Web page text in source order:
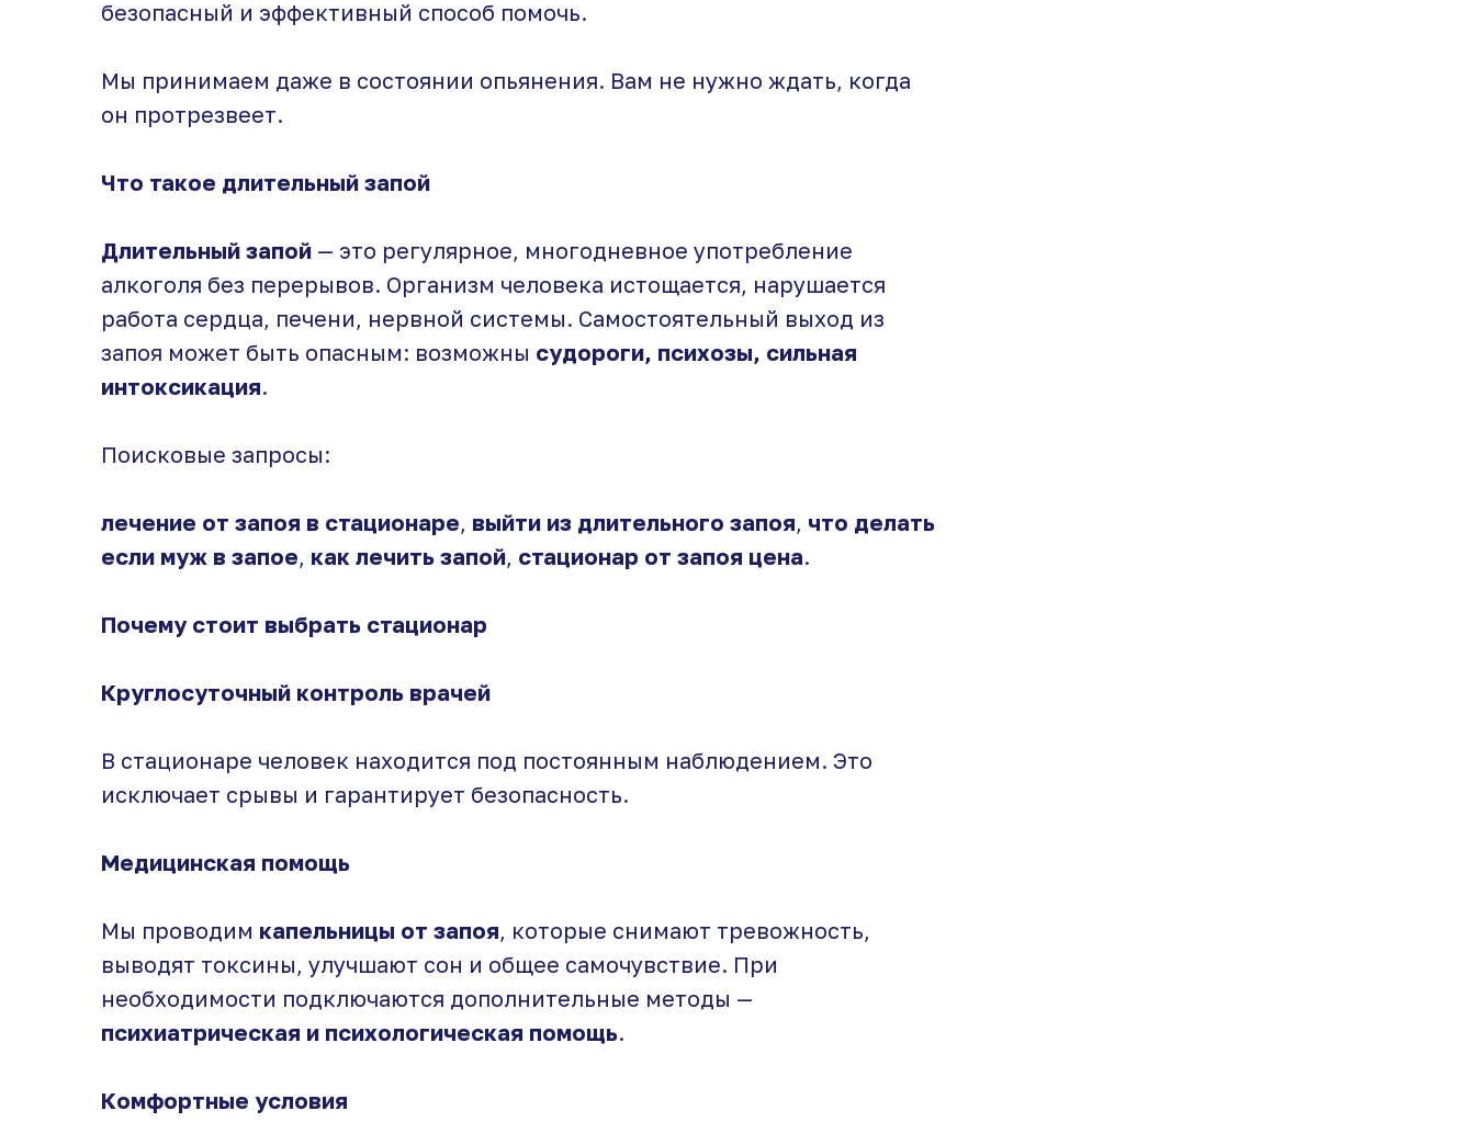
безопасный и эффективный способ помочь.
Мы принимаем даже в состоянии опьянения. Вам не нужно ждать, когда
он протрезвеет.
Что такое длительный запой
Длительный запой — это регулярное, многодневное употребление
алкоголя без перерывов. Организм человека истощается, нарушается
работа сердца, печени, нервной системы. Самостоятельный выход из
запоя может быть опасным: возможны судороги, психозы, сильная
интоксикация.
Поисковые запросы:
лечение от запоя в стационаре, выйти из длительного запоя, что делать
если муж в запое, как лечить запой, стационар от запоя цена.
Почему стоит выбрать стационар
Круглосуточный контроль врачей
В стационаре человек находится под постоянным наблюдением. Это
исключает срывы и гарантирует безопасность.
Медицинская помощь
Мы проводим капельницы от запоя, которые снимают тревожность,
выводят токсины, улучшают сон и общее самочувствие. При
необходимости подключаются дополнительные методы —
психиатрическая и психологическая помощь.
Комфортные условия